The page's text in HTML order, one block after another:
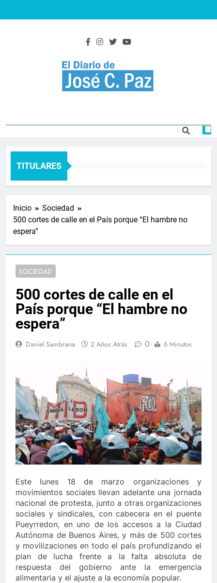
C. Paz
TITULARES
Inicio
Sociedad
500 cortes de calle en el País porque “El hambre no
espera”
SOCIEDAD
500 cortes de calle en el
País porque “El hambre no
espera”
Daniel Sambrana 2 Años Atrás 0 6 Minutos
Este lunes 18 de marzo organizaciones y
movimientos sociales llevan adelante una jornada
nacional de protesta, junto a otras organizaciones
sociales y sindicales, con cabecera en el puente
Pueyrredon, en uno de los accesos a la Ciudad
Autónoma de Buenos Aires, y más de 500 cortes
y movilizaciones en todo el país profundizando el
plan de lucha frente a la falta absoluta de
respuesta del gobierno ante la emergencia
alimentaria y el ajuste a la economía popular.